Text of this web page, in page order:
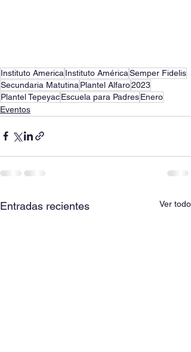
Instituto America Instituto AméricaSemper Fidelis
Secundaria Matutina Plantel Alfaro2023
Plantel TepeyacEscuela para PadresEnero
Eventos
Entradas recientes Ver todo